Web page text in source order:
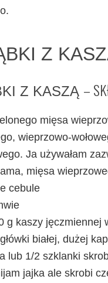
Z
Z KASZĄ –
mięsa
wieprzowo-
Ja używałam
mięsa
cebule
g kaszy jęczmiennej
białej, dużej
lub 1/2 szklanki
jajka ale skrobi